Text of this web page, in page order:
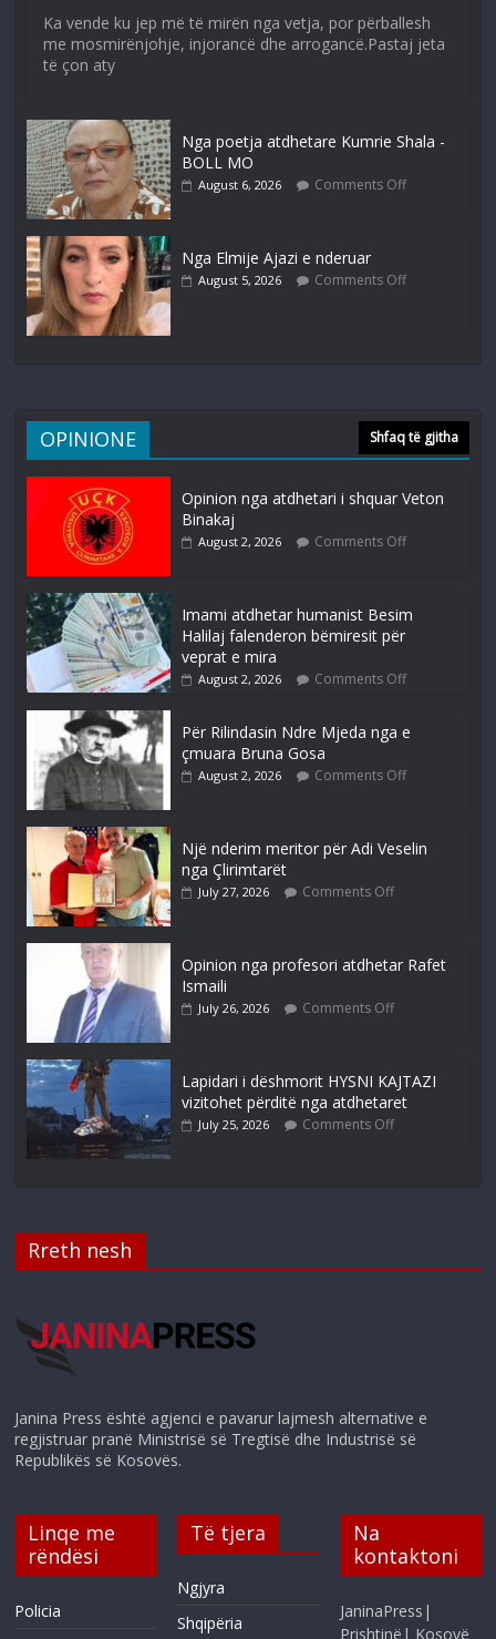
Ka vende ku jep më të mirën nga vetja, por përballesh
me mosmirënjohje, injorancë dhe arrogancë.Pastaj jeta
të çon aty
Nga poetja atdhetare Kumrie Shala -
BOLL MO
August 6, 2026 Comments Off
Nga Elmije Ajazi e nderuar
August 5, 2026 Comments Off
OPINIONE Shfaq të gjitha
Opinion nga atdhetari i shquar Veton
Binakaj
August 2, 2026 Comments Off
Imami atdhetar humanist Besim
Halilaj falenderon bëmiresit për
veprat e mira
August 2, 2026 Comments Off
Për Rilindasin Ndre Mjeda nga e
çmuara Bruna Gosa
August 2, 2026 Comments Off
Një nderim meritor për Adi Veselin
nga Çlirimtarët
July 27, 2026 Comments Off
Opinion nga profesori atdhetar Rafet
Ismaili
July 26, 2026 Comments Off
Lapidari i dëshmorit HYSNI KAJTAZI
vizitohet përditë nga atdhetaret
July 25, 2026 Comments Off
Rreth nesh
Janina Press është agjenci e pavarur lajmesh alternative e
regjistruar pranë Ministrisë së Tregtisë dhe Industrisë së
Republikës së Kosovës.
Linqe me
rëndësi
Policia
Të tjera
Ngjyra
Shqipëria
Na
kontaktoni
JaninaPress|
Prishtinë| Kosovë